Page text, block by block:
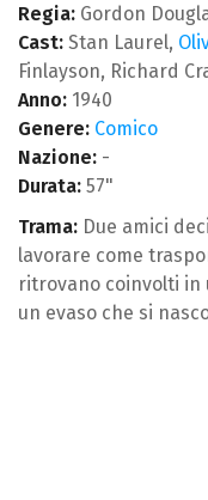
Regia: Gordon
Cast: Stan Laurel,
Finlayson, Richard
Anno: 1940
Genere: Comico
Nazione: -
Durata: 57"
Trama: Due amici
lavorare come
ritrovano coinvolti in
un evaso che si